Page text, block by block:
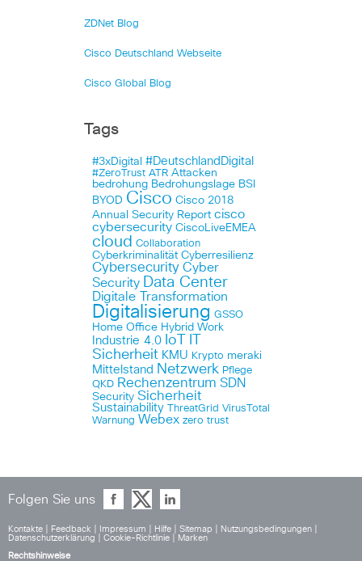
ZDNet Blog
Cisco Deutschland Webseite
Cisco Global Blog
Tags
#3xDigital #DeutschlandDigital
#ZeroTrust ATR Attacken
bedrohung Bedrohungslage BSI
BYOD Cisco Cisco 2018
Annual Security Report cisco
cybersecurity CiscoLiveEMEA
cloud Collaboration
Cyberkriminalität Cyberresilienz
Cybersecurity Cyber
Security Data Center
Digitale Transformation
Digitalisierung GSSO
Home Office Hybrid Work
Industrie 4.0 IoT
Sicherheit KMU Krypto meraki
Mittelstand Netzwerk Pflege
QKD Rechenzentrum SDN
Security Sicherheit
Sustainability ThreatGrid VirusTotal
Warnung Webex zero trust
Folgen Sie uns
Kontakte Feedback Impressum Hilfe Sitemap Nutzungsbedingungen
Datenschutzerklärung
Cookie-Richtlinie
Marken
Rechtshinweise